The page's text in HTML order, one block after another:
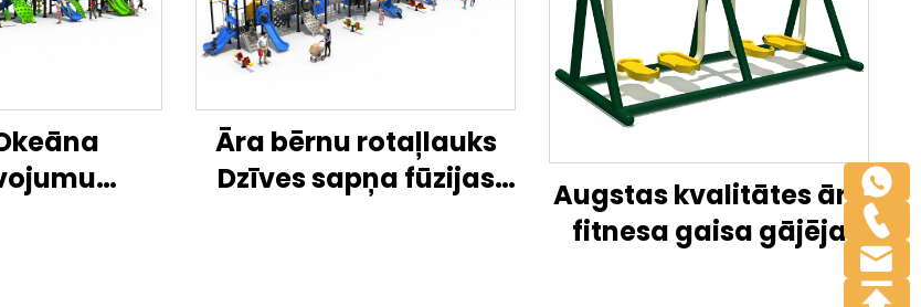
Āra bērnu rotaļlauks
Dzīves sapņa fūzijas
Augstas kvalitātes āra
fitnesa gaisa gājēja
vingrojuma mašīna